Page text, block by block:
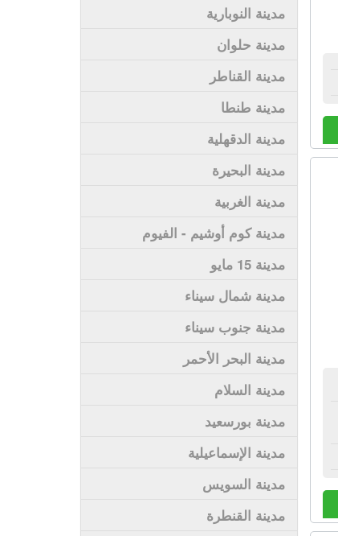
مدينة النوبارية
مدينة حلوان
مدينة القناطر
مدينة طنطا
مدينة الدقهلية
مدينة البحيرة
مدينة الغربية
مدينة كوم أوشيم - الفيوم
مدينة 15 مايو
مدينة شمال سيناء
مدينة جنوب سيناء
مدينة البحر الأحمر
مدينة السلام
مدينة بورسعيد
مدينة الإسماعيلية
مدينة السويس
مدينة القنطرة